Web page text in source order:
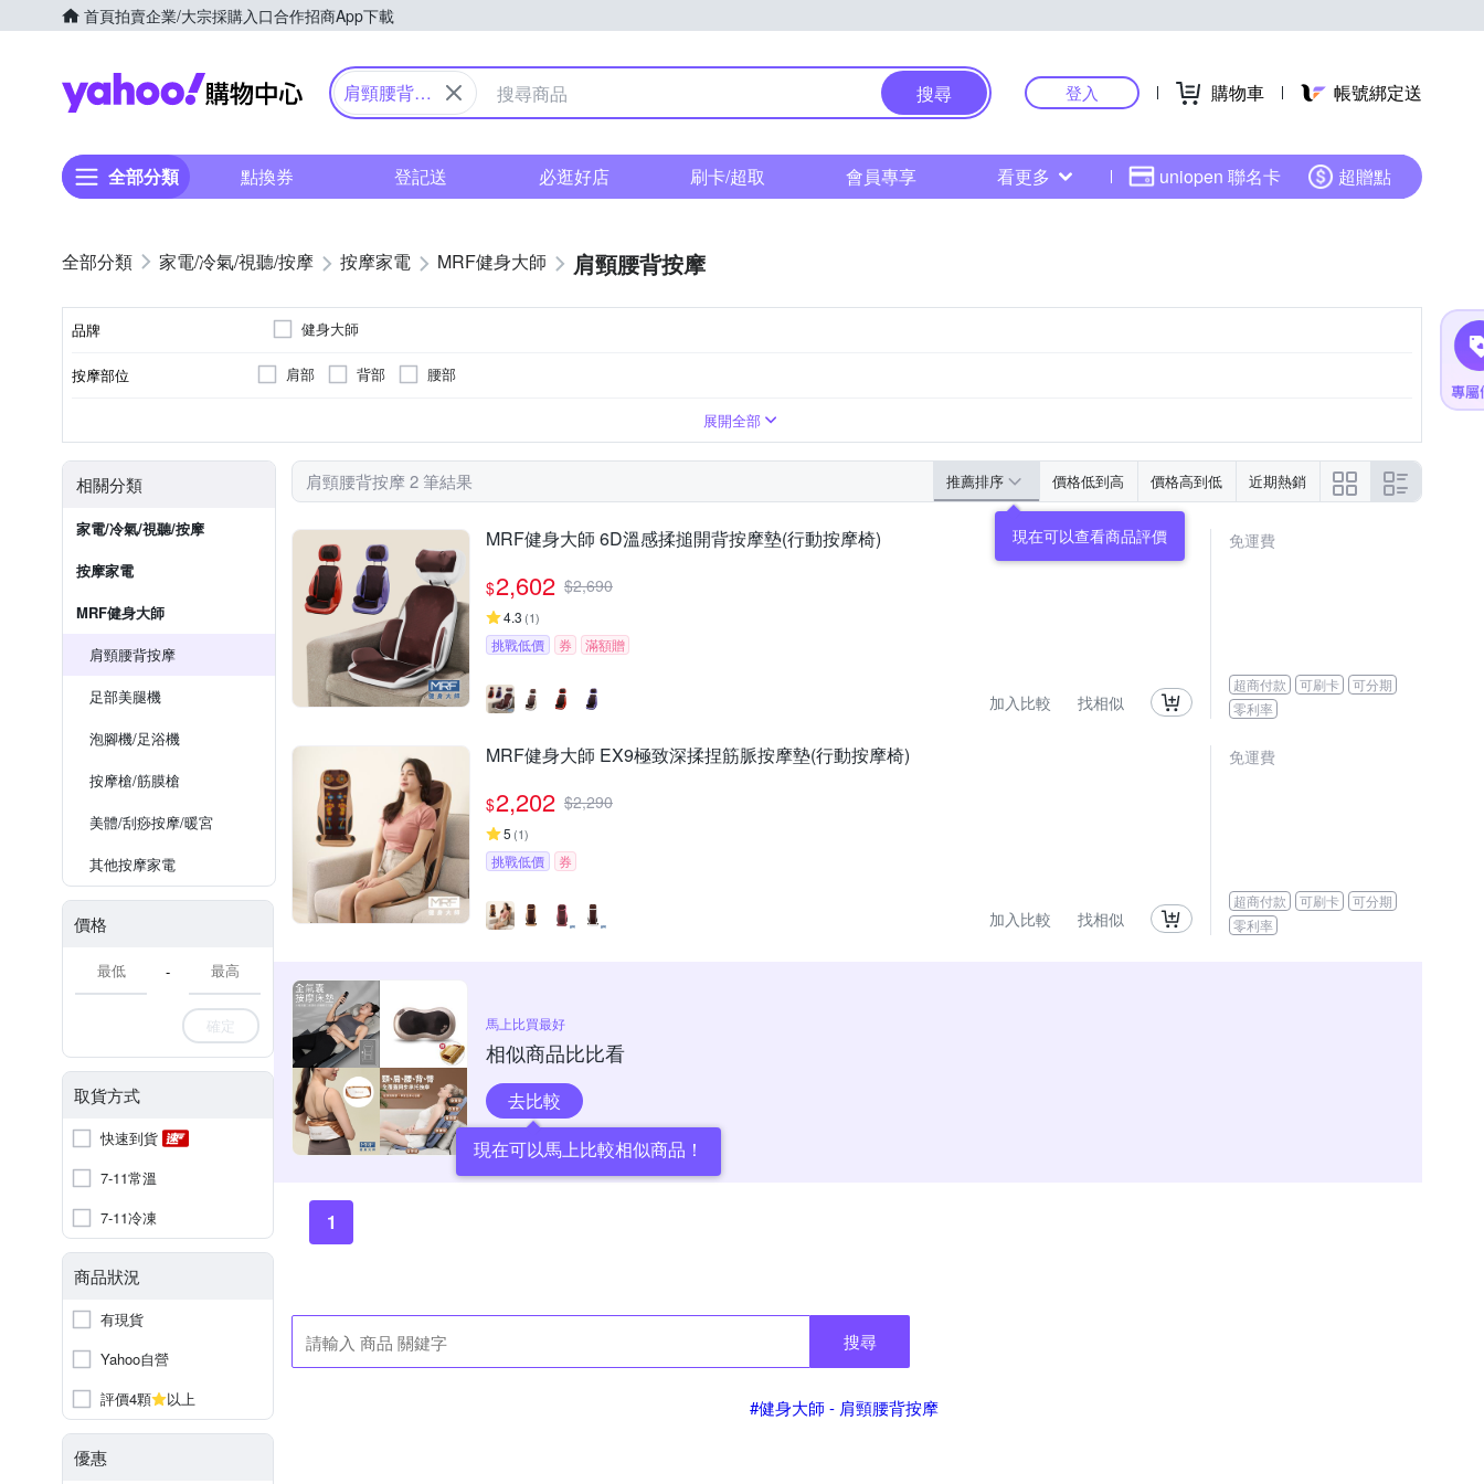
首頁拍賣企業/大宗採購入口合作招商App下載
Yahoo購物中心
肩頸腰背按
搜尋 登入 購物車 帳號綁定送
全部分類 點換券 登記送 必逛好店 刷卡/超取 會員專享 看更多 uniopen 聯名卡 超贈點
家電/冷氣/視聽/按摩 按摩家電 MRF健身大師 肩頸腰背按摩
品牌 健身大師
按摩部位 肩部 背部 腰部
展開全部
相關分類
家電/冷氣/視聽/按摩
按摩家電
MRF健身大師
肩頸腰背按摩
足部美腿機
泡腳機/足浴機
按摩槍/筋膜槍
美體/刮痧按摩/暖宮
其他按摩家電
價格
-
確定
取貨方式
快速到貨
7-11常溫
7-11冷凍
商品狀況
有現貨
Yahoo自營
評價4顆
以上
優惠
肩頸腰背按摩 2 筆結果 推薦排序 價格低到高 價格高到低 近期熱銷
現在可以查看商品評價
MRF健身大師 6D溫感揉搥開背按摩墊(行動按摩椅)
$2,602 $2,690
4.3 (1)
挑戰低價 券 滿額贈
加入比較 找相似
免運費
超商付款 可刷卡
可分期
零利率
MRF健身大師 EX9極致深揉捏筋脈按摩墊(行動按摩椅)
$2,202 $2,290
5 (1)
挑戰低價 券
加入比較 找相似
免運費
超商付款 可刷卡
可分期
零利率
馬上比買最好
相似商品比比看
去比較
現在可以馬上比較相似商品！
1
搜尋
#健身大師 - 肩頸腰背按摩